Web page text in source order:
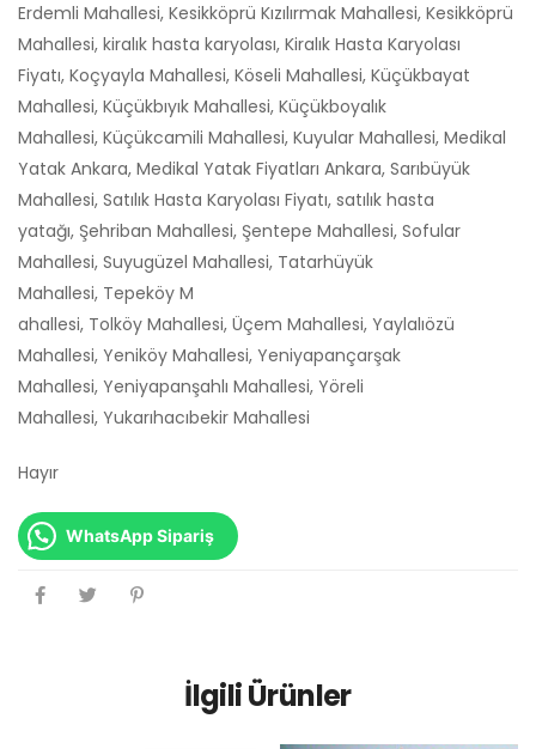
Erdemli Mahallesi, Kesikköprü Kızılırmak Mahallesi, Kesikköprü
Mahallesi, kiralık hasta karyolası, Kiralık Hasta Karyolası
Fiyatı, Koçyayla Mahallesi, Köseli Mahallesi, Küçükbayat
Mahallesi, Küçükbıyık Mahallesi, Küçükboyalık
Mahallesi, Küçükcamili Mahallesi, Kuyular Mahallesi, Medikal
Yatak Ankara, Medikal Yatak Fiyatları Ankara, Sarıbüyük
Mahallesi, Satılık Hasta Karyolası Fiyatı, satılık hasta
yatağı, Şehriban Mahallesi, Şentepe Mahallesi, Sofular
Mahallesi, Suyugüzel Mahallesi, Tatarhüyük
Mahallesi, Tepeköy M
ahallesi, Tolköy Mahallesi, Üçem Mahallesi, Yaylalıözü
Mahallesi, Yeniköy Mahallesi, Yeniyapançarşak
Mahallesi, Yeniyapanşahlı Mahallesi, Yöreli
Mahallesi, Yukarıhacıbekir Mahallesi
Hayır
WhatsApp Sipariş
İlgili Ürünler